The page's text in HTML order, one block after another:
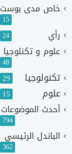
خاص مدى بوست
15
رأي 24
علوم و تكنلوجيا
48
تكنولوجيا 29
علوم 15
أحدث الموضوعات
794
الباندل الرئيسي
362